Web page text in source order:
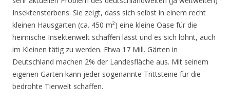
Insektensterbens. Sie zeigt, dass sich selbst in einem recht
kleinen Hausgarten (ca. 450 m²) eine kleine Oase für die
heimische Insektenwelt schaffen lässt und es sich lohnt, auch
im Kleinen tätig zu werden. Etwa 17 Mill. Gärten in
Deutschland machen 2% der Landesfläche aus. Mit seinem
eigenen Garten kann jeder sogenannte Trittsteine für die
bedrohte Tierwelt schaffen.